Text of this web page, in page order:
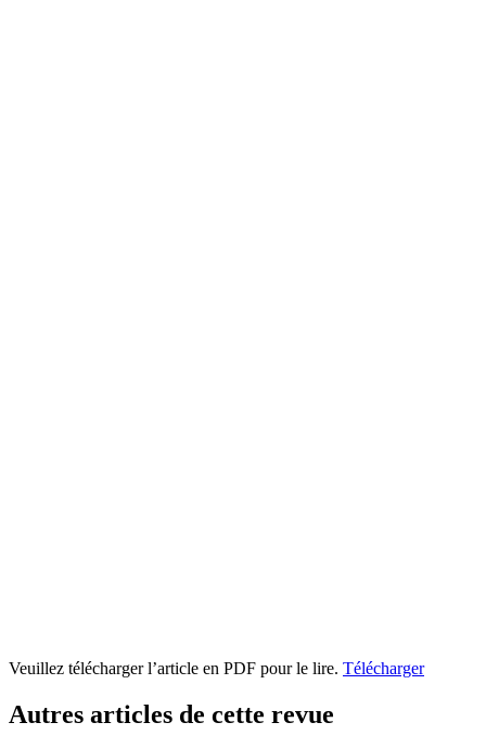
Veuillez télécharger l’article en PDF pour le lire. Télécharger
Autres articles de cette revue